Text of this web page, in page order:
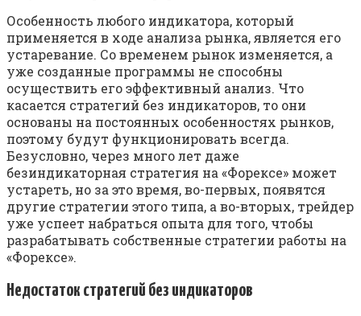
Особенность любого индикатора, который
применяется в ходе анализа рынка, является его
устаревание. Со временем рынок изменяется, а
уже созданные программы не способны
осуществить его эффективный анализ. Что
касается стратегий без индикаторов, то они
основаны на постоянных особенностях рынков,
поэтому будут функционировать всегда.
Безусловно, через много лет даже
безиндикаторная стратегия на «Форексе» может
устареть, но за это время, во-первых, появятся
другие стратегии этого типа, а во-вторых, трейдер
уже успеет набраться опыта для того, чтобы
разрабатывать собственные стратегии работы на
«Форексе».
Недостаток стратегий без индикаторов